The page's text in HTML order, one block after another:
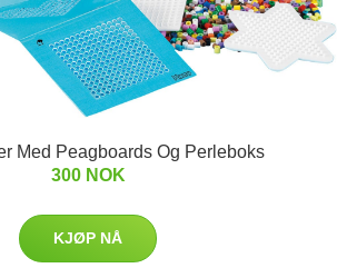
Med Peagboards Og Perleboks
300 NOK
KJØP NÅ